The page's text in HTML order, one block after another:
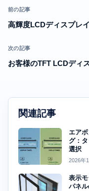
前の記事
高輝度LCDディスプレ
次の記事
お客様のTFT LCDディ
関連記事
エア
グ：
選択
2026年
表示
パネ